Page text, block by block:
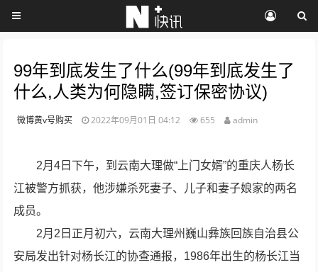
99年到底发生了什么(99年到底发生了
什么,人类为何隐瞒,签订保密协议)
微博黄v号购买 2022年09月01日 04:12 655 admin
2月4日下午，到云南大理做“上门女婿”的重庆人杨长
江被警方抓获，他涉嫌杀死妻子、儿子和妻子娘家的两名
成员。
2月2日正月初六，云南大理州巍山彝族回族自治县公
安局发出针对杨长江的协查通报，1986年出生的杨长江当